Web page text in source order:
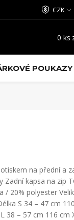
CZK
0 ks
POUKAZY
na přední a
Zadní kapsa na zip
/ 20% polyester
S 34 – 47 cm
38 – 57 cm 116 cm